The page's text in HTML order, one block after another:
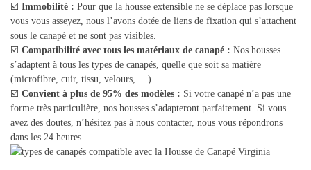
☑️ Immobilité : Pour que la housse extensible ne se déplace pas lorsque
vous vous asseyez, nous l’avons dotée de liens de fixation qui s’attachent
sous le canapé et ne sont pas visibles.
☑️ Compatibilité avec tous les matériaux de canapé : Nos housses
s’adaptent à tous les types de canapés, quelle que soit sa matière
(microfibre, cuir, tissu, velours, …).
☑️ Convient à plus de 95% des modèles : Si votre canapé n’a pas une
forme très particulière, nos housses s’adapteront parfaitement. Si vous
avez des doutes, n’hésitez pas à nous contacter, nous vous répondrons
dans les 24 heures.